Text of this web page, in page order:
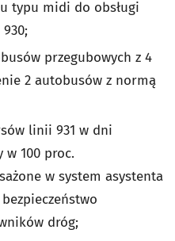
typu midi do obsługi
przegubowych z 4
2 autobusów z normą
linii 931 w dni
w 100 proc.
w system asystenta
dróg;